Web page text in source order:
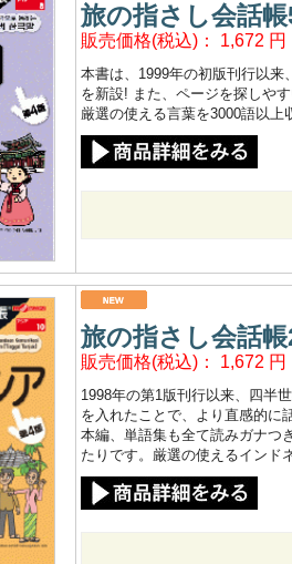
旅の指さし会話
販売価格(税込)： 1,672 円
本書は、1999年の初版刊行以来
を新設! また、ページを探しや
厳選の使える言葉を3000語以
旅の指さし会話
販売価格(税込)： 1,672 円
1998年の第1版刊行以来、四半
を入れたことで、より直感的に
本編、単語集も全て読みガナつ
たりです。厳選の使えるインド